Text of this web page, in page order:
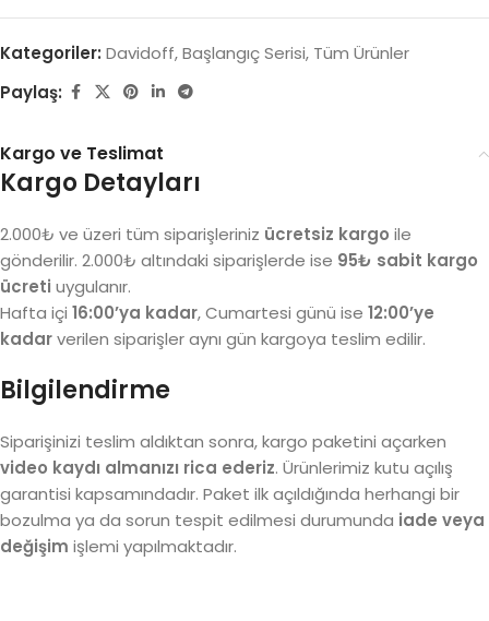
Kategoriler: Davidoff,Başlangıç Serisi, Tüm Ürünler
Paylaş:
Kargo ve Teslimat
Kargo Detayları
2.000₺ ve üzeri tüm siparişleriniz ücretsiz kargo ile
gönderilir. 2.000₺ altındaki siparişlerde ise 95₺ sabit kargo
ücreti uygulanır.
Hafta içi 16:00’ya kadar, Cumartesi günü ise 12:00’ye
kadarverilen siparişler aynı gün kargoya teslim edilir.
Bilgilendirme
Siparişinizi teslim aldıktan sonra, kargo paketini açarken
video kaydı almanızı rica ederiz. Ürünlerimiz kutu açılış
garantisi kapsamındadır. Paket ilk açıldığında herhangi bir
bozulma ya da sorun tespit edilmesi durumunda iade veya
değişim işlemi yapılmaktadır.